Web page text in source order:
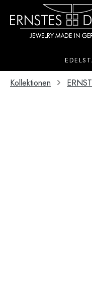
Hauptinhalt springen
Zur Suche springen
Zur Hauptnavigation
Kollektionen